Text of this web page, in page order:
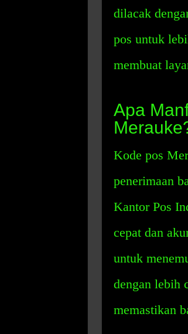
dilacak
pos untuk
membuat
Apa
Kode pos
penerimaan
Kantor Pos
cepat dan
untuk
dengan lebih
memastikan